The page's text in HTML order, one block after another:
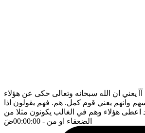
آآ يعني ان الله سبحانه وتعالى حكى عن هؤلاء
وانهم يعني قوم كمل. هم. فهم يقولون اذا
اعطى هؤلاء وهم في الغالب يكونون مثلا من
الضعفاء او من - 00:00:00 ضَ